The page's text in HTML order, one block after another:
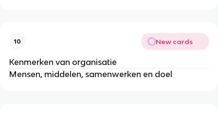
10 New cards
Kenmerken van organisatie
Mensen, middelen, samenwerken en doel